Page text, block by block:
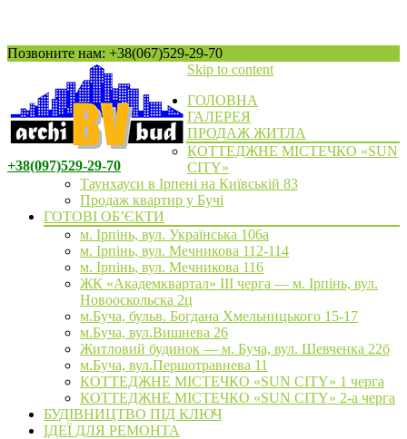
Позвоните нам: +38(067)529-29-70
+38(097)529-29-70
Skip to content
ГОЛОВНА
ГАЛЕРЕЯ
ПРОДАЖ ЖИТЛА
КОТТЕДЖНЕ МІСТЕЧКО «SUN
CITY»
Таунхауси в Ірпені на Київській 83
Продаж квартир у Бучі
ГОТОВІ ОБ’ЄКТИ
м. Ірпінь, вул. Українська 106а
м. Ірпінь, вул. Мечникова 112-114
м. Ірпінь, вул. Мечникова 116
ЖК «Академквартал» III черга — м. Ірпінь, вул.
Новооскольска 2ц
м.Буча, бульв. Богдана Хмельницького 15-17
м.Буча, вул.Вишнева 26
Житловий будинок — м. Буча, вул. Шевченка 22б
м.Буча, вул.Першотравнева 11
КОТТЕДЖНЕ МІСТЕЧКО «SUN CITY» 1 черга
КОТТЕДЖНЕ МІСТЕЧКО «SUN CITY» 2-а черга
БУДІВНИЦТВО ПІД КЛЮЧ
ІДЕЇ ДЛЯ РЕМОНТА